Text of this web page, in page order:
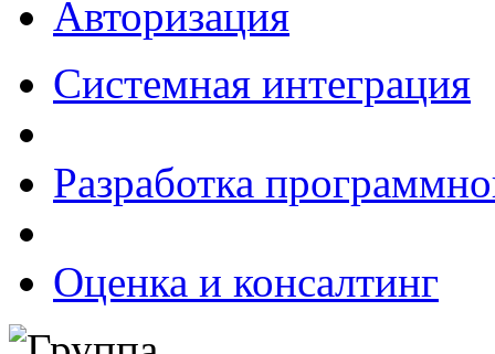
Авторизация
Системная интеграция
Разработка
Оценка и консалтинг